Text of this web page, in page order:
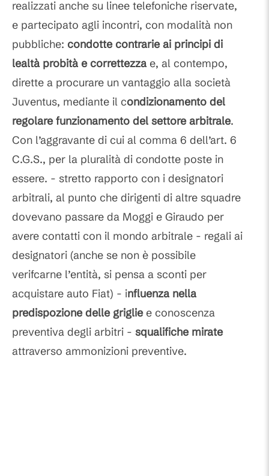
realizzati anche su linee telefoniche riservate,
e partecipato agli incontri, con modalità non
pubbliche: condotte contrarie ai principi di
lealtà probità e correttezza e, al contempo,
dirette a procurare un vantaggio alla società
Juventus, mediante il condizionamento del
regolare funzionamento del settore arbitrale.
Con l’aggravante di cui al comma 6 dell’art. 6
C.G.S., per la pluralità di condotte poste in
essere. - stretto rapporto con i designatori
arbitrali, al punto che dirigenti di altre squadre
dovevano passare da Moggi e Giraudo per
avere contatti con il mondo arbitrale - regali ai
designatori (anche se non è possibile
verifcarne l’entità, si pensa a sconti per
acquistare auto Fiat) - influenza nella
predispozione delle grigliee conoscenza
preventiva degli arbitri - squalifiche mirate
attraverso ammonizioni preventive.